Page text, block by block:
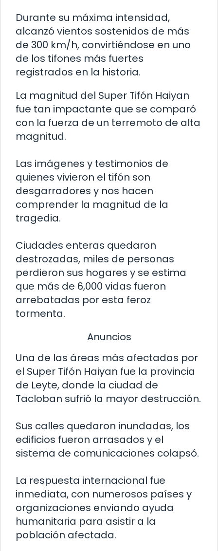
Durante su máxima intensidad,
alcanzó vientos sostenidos de más
de 300 km/h, convirtiéndose en uno
de los tifones más fuertes
registrados en la historia.
La magnitud del Super Tifón Haiyan
fue tan impactante que se comparó
con la fuerza de un terremoto de alta
magnitud.
Las imágenes y testimonios de
quienes vivieron el tifón son
desgarradores y nos hacen
comprender la magnitud de la
tragedia.
Ciudades enteras quedaron
destrozadas, miles de personas
perdieron sus hogares y se estima
que más de 6,000 vidas fueron
arrebatadas por esta feroz
tormenta.
Anuncios
Una de las áreas más afectadas por
el Super Tifón Haiyan fue la provincia
de Leyte, donde la ciudad de
Tacloban sufrió la mayor destrucción.
Sus calles quedaron inundadas, los
edificios fueron arrasados y el
sistema de comunicaciones colapsó.
La respuesta internacional fue
inmediata, con numerosos países y
organizaciones enviando ayuda
humanitaria para asistir a la
población afectada.